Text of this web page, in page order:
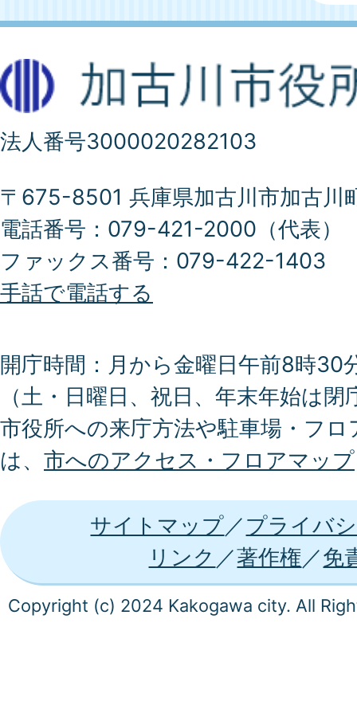
法人番号3000020282103
〒675-8501 兵庫県加古川市加古川
電話番号：079-421-2000（代表）
ファックス番号：079-422-1403
手話で電話する
開庁時間：月から金曜日午前8時30
（土・日曜日、祝日、年末年始は閉
市役所への来庁方法や駐車場・フ
は、 市へのアクセス・フロアマップ
サイトマップ
プライバ
リンク
著作権 免
Copyright (c) 2024 Kakogawa city. All